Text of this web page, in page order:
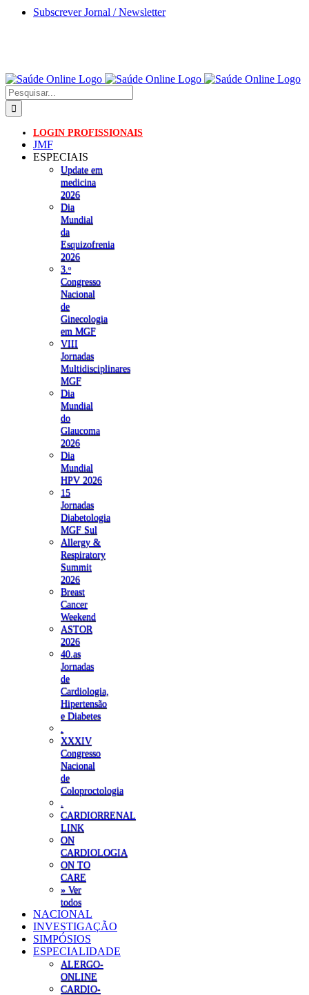
Skip
Subscrever Jornal / Newsletter
Pesquisar
LOGIN PROFISSIONAIS
JMF
ESPECIAIS
Update em
medicina
2026
Dia
Mundial
da
Esquizofrenia
2026
3.ᵒ
Congresso
Nacional
de
Ginecologia
em MGF
VIII
Jornadas
Multidisciplinares
MGF
Dia
Mundial
do
Glaucoma
2026
Dia
Mundial
HPV 2026
15
Jornadas
Diabetologia
MGF Sul
Allergy &
Respiratory
Summit
2026
Breast
Cancer
Weekend
ASTOR
2026
40.as
Jornadas
de
Cardiologia,
Hipertensão
e Diabetes
XXXIV
Congresso
Nacional
de
Coloproctologia
CARDIORRENAL
LINK
ON
CARDIOLOGIA
ON TO
CARE
» Ver
todos
NACIONAL
INVESTIGAÇÃO
SIMPÓSIOS
ESPECIALIDADE
ALERGO-
ONLINE
CARDIO-